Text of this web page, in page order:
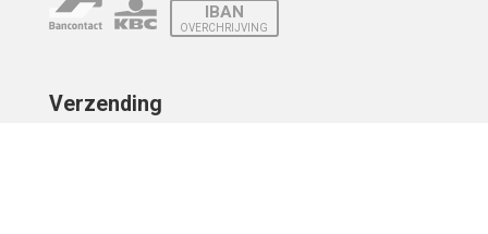
IBAN
OVERCHRIJVING
Verzending